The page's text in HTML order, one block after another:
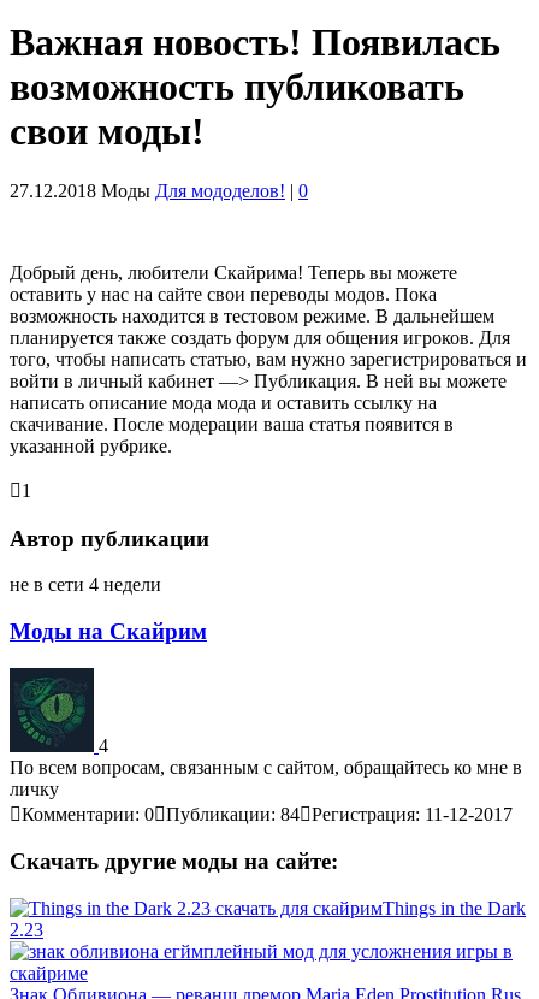
Важная новость! Появилась
возможность публиковать
свои моды!
27.12.2018 Моды Для мододелов! | 0
Добрый день, любители Скайрима! Теперь вы можете
оставить у нас на сайте свои переводы модов. Пока
возможность находится в тестовом режиме. В дальнейшем
планируется также создать форум для общения игроков. Для
того, чтобы написать статью, вам нужно зарегистрироваться и
войти в личный кабинет —> Публикация. В ней вы можете
написать описание мода мода и оставить ссылку на
скачивание. После модерации ваша статья появится в
указанной рубрике.
1
Автор публикации
не в сети 4 недели
Моды на Скайрим
4
По всем вопросам, связанным с сайтом, обращайтесь ко мне в
личку
Комментарии: 0 Публикации: 84 Регистрация: 11-12-2017
Скачать другие моды на сайте:
Things in the Dark
2.23